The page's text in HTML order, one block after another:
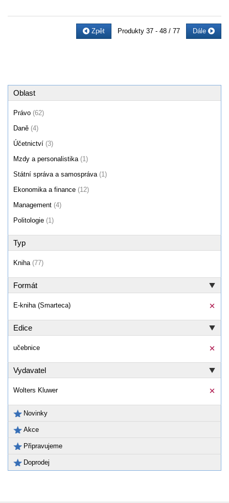
Zpět Produkty 37 - 48 / 77 Dále
Oblast
Právo (62)
Daně (4)
Účetnictví (3)
Mzdy a personalistika (1)
Státní správa a samospráva (1)
Ekonomika a finance (12)
Management (4)
Politologie (1)
Typ
Kniha (77)
Formát
E-kniha (Smarteca)
Edice
učebnice
Vydavatel
Wolters Kluwer
Novinky
Akce
Připravujeme
Doprodej